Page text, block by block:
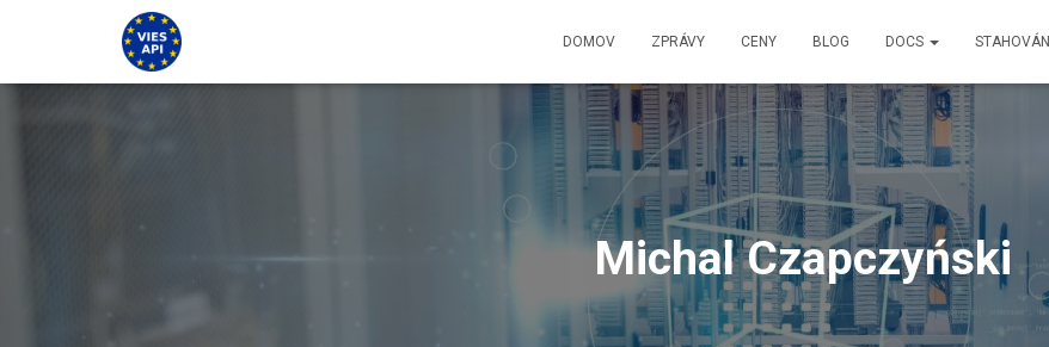
DOMOV ZPRÁVY CENY BLOG DOCS STAHOVÁNÍ
Michal Czapczyński